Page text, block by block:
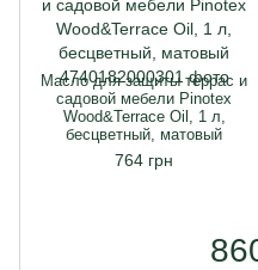
Масло для защиты террас и
садовой мебели Pinotex
Wood&Terrace Oil, 1 л,
бесцветный, матовый
764 грн